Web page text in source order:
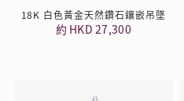
18K 白色黃金天然鑽石鑲嵌吊墜
約 HKD 27,300